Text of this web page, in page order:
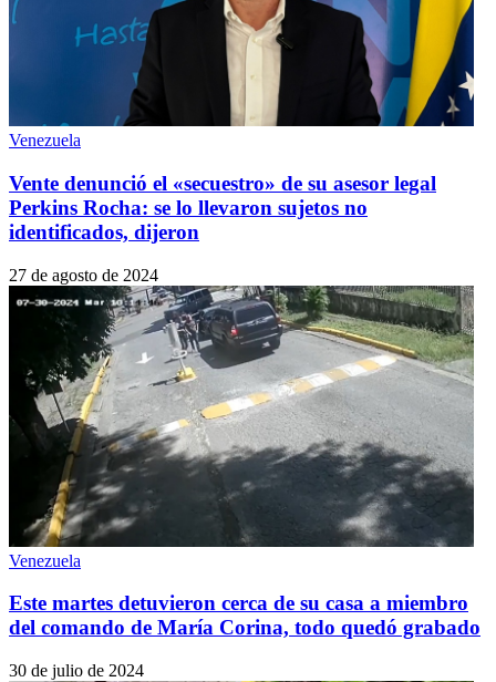
Venezuela
Vente denunció el «secuestro» de su asesor legal
Perkins Rocha: se lo llevaron sujetos no
identificados, dijeron
27 de agosto de 2024
Venezuela
Este martes detuvieron cerca de su casa a miembro
del comando de María Corina, todo quedó grabado
30 de julio de 2024